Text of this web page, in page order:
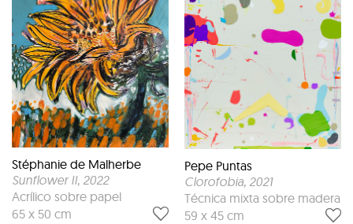
Stéphanie de Malherbe
Sunflower II, 2022
Acrílico sobre papel
65 x 50 cm
Pepe Puntas
Clorofobia, 2021
Técnica mixta sobre madera
59 x 45 cm